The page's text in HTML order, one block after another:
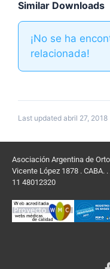
Similar Downloads
¡No se ha
relacionada!
Last updated abril 27, 2018
Asociación Argentina de
Vicente López 1878 . CABA.
11 48012320